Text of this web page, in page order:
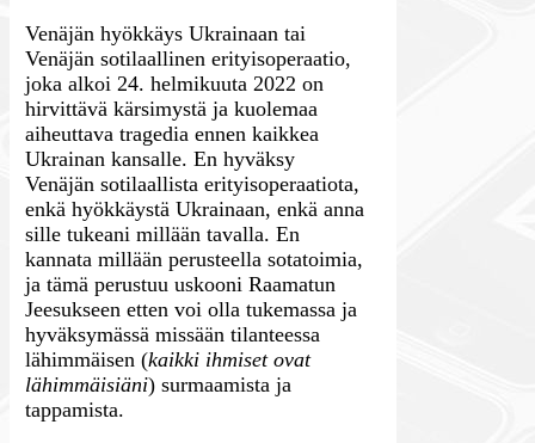
Venäjän hyökkäys Ukrainaan tai
Venäjän sotilaallinen erityisoperaatio,
joka alkoi 24. helmikuuta 2022 on
hirvittävä kärsimystä ja kuolemaa
aiheuttava tragedia ennen kaikkea
Ukrainan kansalle. En hyväksy
Venäjän sotilaallista erityisoperaatiota,
enkä hyökkäystä Ukrainaan, enkä anna
sille tukeani millään tavalla. En
kannata millään perusteella sotatoimia,
ja tämä perustuu uskooni Raamatun
Jeesukseen etten voi olla tukemassa ja
hyväksymässä missään tilanteessa
lähimmäisen (kaikki ihmiset ovat
lähimmäisiäni) surmaamista ja
tappamista.